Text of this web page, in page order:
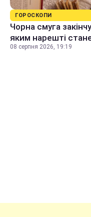
ГОРОСКОПИ
Чорна смуга
яким нарешті
08 серпня 2026, 19:19